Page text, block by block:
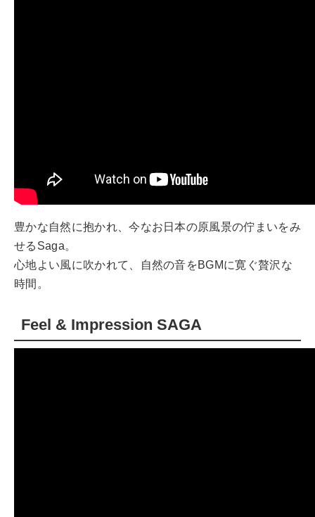
豊かな自然に抱かれ、今なお日本の原風景の佇まいをみ
せるSaga。
心地よい風に吹かれて、自然の音をBGMに寛ぐ贅沢な
時間。
Feel & Impression SAGA